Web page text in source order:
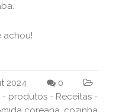
achou!
2024
0
- produtos - Receitas -